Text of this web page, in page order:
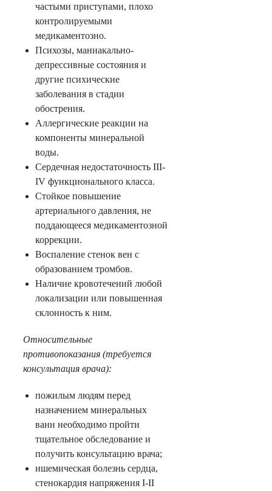
частыми приступами, плохо
контролируемыми
медикаментозно.
Психозы, маниакально-
депрессивные состояния и
другие психические
заболевания в стадии
обострения.
Аллергические реакции на
компоненты минеральной
воды.
Сердечная недостаточность III-
IV функционального класса.
Стойкое повышение
артериального давления, не
поддающееся медикаментозной
коррекции.
Воспаление стенок вен с
образованием тромбов.
Наличие кровотечений любой
локализации или повышенная
склонность к ним.
Относительные
противопоказания (требуется
консультация врача):
пожилым людям перед
назначением минеральных
ванн необходимо пройти
тщательное обследование и
получить консультацию врача;
ишемическая болезнь сердца,
стенокардия напряжения I-II